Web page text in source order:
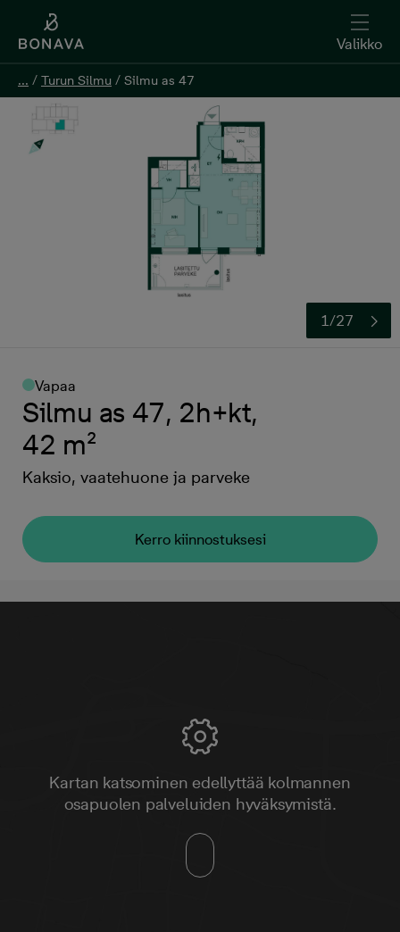
Valikko
... / Turun Silmu / Silmu as 47
1/27
Vapaa
Silmu as 47, 2h+kt,
42 m²
Kaksio, vaatehuone ja parveke
Kerro kiinnostuksesi
... / Turun Silmu / Silmu as 47
Kerro kiinnostuksesi
Kartan katsominen edellyttää kolmannen
osapuolen palveluiden hyväksymistä.